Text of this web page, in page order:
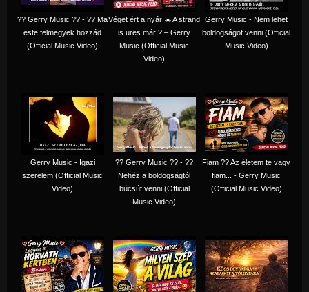
?? Gerry Music ?? - ?? Ma
este felmegyek hozzád
(Official Music Video)
Véget ért a nyár ☀️ A strand
is üres már ? – Gerry
Music (Official Music
Video)
Gerry Music - Nem lehet
boldogságot venni (Official
Music Video)
Gerry Music - Igazi
szerelem (Official Music
Video)
?? Gerry Music ?? - ??
Nehéz a boldogságtól
búcsút venni (Official
Music Video)
Fiam ?‍? Az életem te vagy
fiam... - Gerry Music
(Official Music Video)